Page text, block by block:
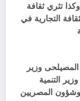
تثري ثقافة
التجارية في
وزير
التنمية
وشؤون المصريين